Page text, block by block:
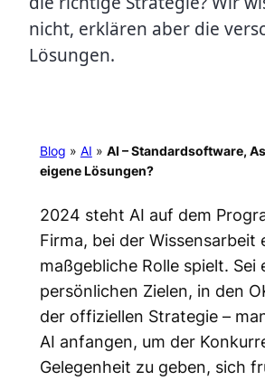
nicht, erklären aber die
Lösungen.
Blog » AI » AI – Standardsoftware,
eigene Lösungen?
2024 steht AI auf dem
Firma, bei der Wissensarbeit
maßgebliche Rolle spielt. Sei
persönlichen Zielen, in den
der offiziellen Strategie –
AI anfangen, um der
Gelegenheit zu geben, sich